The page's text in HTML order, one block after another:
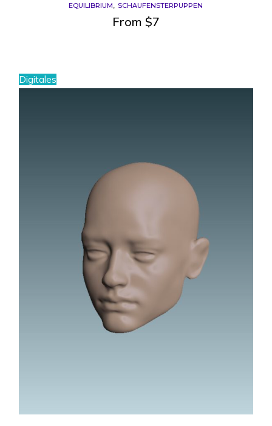
EQUILIBRIUM SCHAUFENSTERPUPPEN
From $7
Digitales